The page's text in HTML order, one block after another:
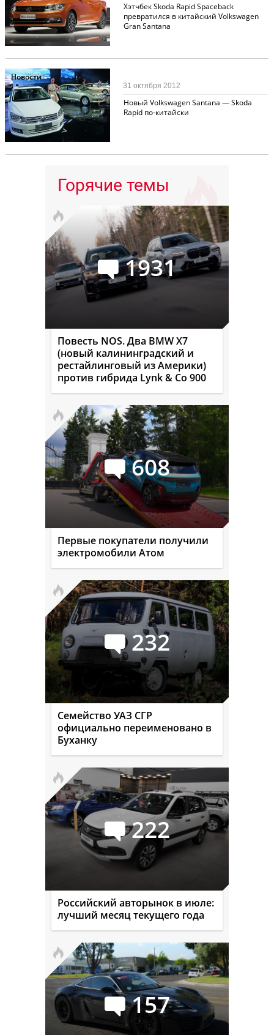
Хэтчбек Skoda Rapid Spaceback
превратился в китайский Volkswagen
Gran Santana
Новости
Новый Volkswagen Santana — Skoda
Rapid по-китайски
31 октября 2012
Горячие темы
1931
Повесть NOS. Два BMW X7
(новый калининградский и
рестайлинговый из Америки)
против гибрида Lynk & Co 900
608
Первые покупатели получили
электромобили Атом
232
Семейство УАЗ СГР
официально переименовано в
Буханку
222
Российский авторынок в июле:
лучший месяц текущего года
157